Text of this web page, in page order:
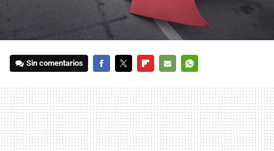
Sin comentarios
MAIL